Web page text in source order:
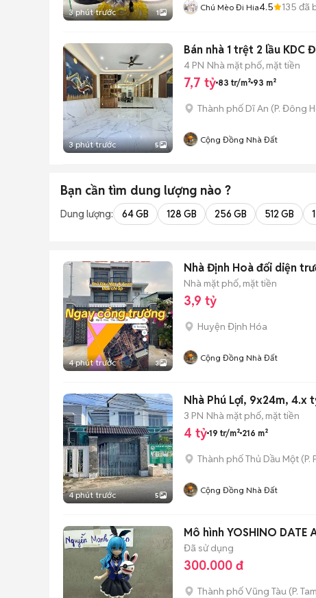
3 phút trước 1 Chú Mèo Đi Hia4.5 135 đã
3 phút trước 5
Bán nhà 1 trệt 2 lầu KDC
4 PN Nhà mặt phố, mặt tiền
7,7 tỷ 83 tr/m² 93 m²
Thành phố Dĩ An (P. Đông
Cộng Đồng Nhà Đất
Bạn cần tìm dung lượng nào ?
Dung lượng: 64 GB 128 GB 256 GB 512 GB
4 phút trước 3
Nhà Định Hoà đối diện
Nhà mặt phố, mặt tiền
3,9 tỷ
Huyện Định Hóa
Cộng Đồng Nhà Đất
4 phút trước 5
Nhà Phú Lợi, 9x24m, 4.x
3 PN Nhà mặt phố, mặt tiền
4 tỷ 19 tr/m² 216 m²
Thành phố Thủ Dầu Một (P.
Cộng Đồng Nhà Đất
Mô hình YOSHINO DATE
Đã sử dụng
300.000 đ
Thành phố Vũng Tàu (P.